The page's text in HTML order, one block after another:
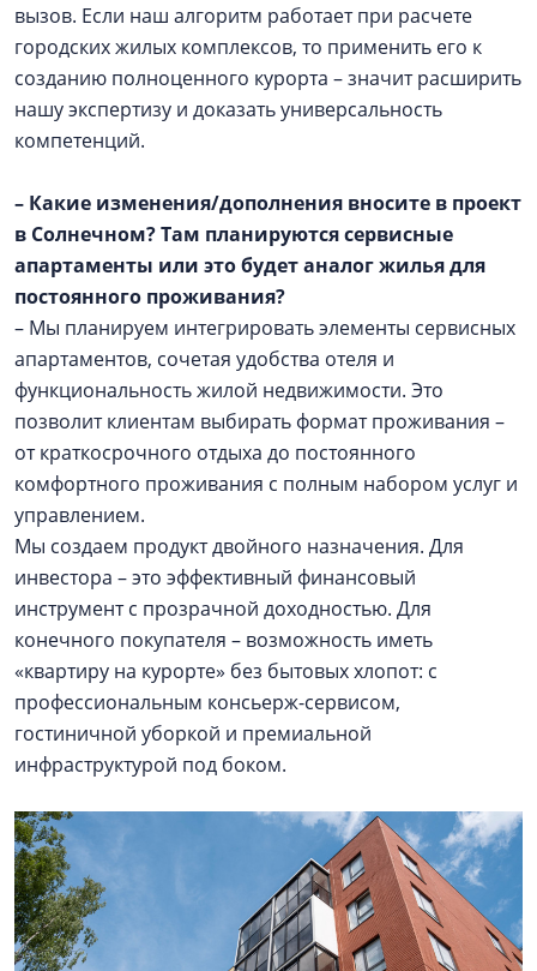
вызов. Если наш алгоритм работает при расчете
городских жилых комплексов, то применить его к
созданию полноценного курорта – значит расширить
нашу экспертизу и доказать универсальность
компетенций.
– Какие изменения/дополнения вносите в проект
в Солнечном? Там планируются сервисные
апартаменты или это будет аналог жилья для
постоянного проживания?
– Мы планируем интегрировать элементы сервисных
апартаментов, сочетая удобства отеля и
функциональность жилой недвижимости. Это
позволит клиентам выбирать формат проживания –
от краткосрочного отдыха до постоянного
комфортного проживания с полным набором услуг и
управлением.
Мы создаем продукт двойного назначения. Для
инвестора – это эффективный финансовый
инструмент с прозрачной доходностью. Для
конечного покупателя – возможность иметь
«квартиру на курорте» без бытовых хлопот: с
профессиональным консьерж-сервисом,
гостиничной уборкой и премиальной
инфраструктурой под боком.